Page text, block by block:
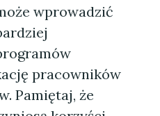
wprowadzić
pracowników
Pamiętaj, że